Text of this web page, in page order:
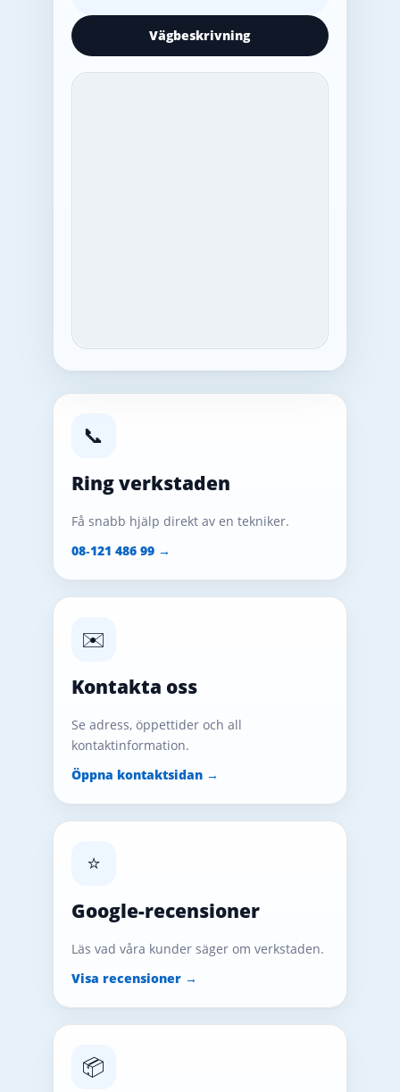
Vägbeskrivning
📞
Ring verkstaden
Få snabb hjälp direkt av en tekniker.
08‑121 486 99 →
✉️
Kontakta oss
Se adress, öppettider och all
kontaktinformation.
Öppna kontaktsidan →
⭐
Google-recensioner
Läs vad våra kunder säger om verkstaden.
Visa recensioner →
📦